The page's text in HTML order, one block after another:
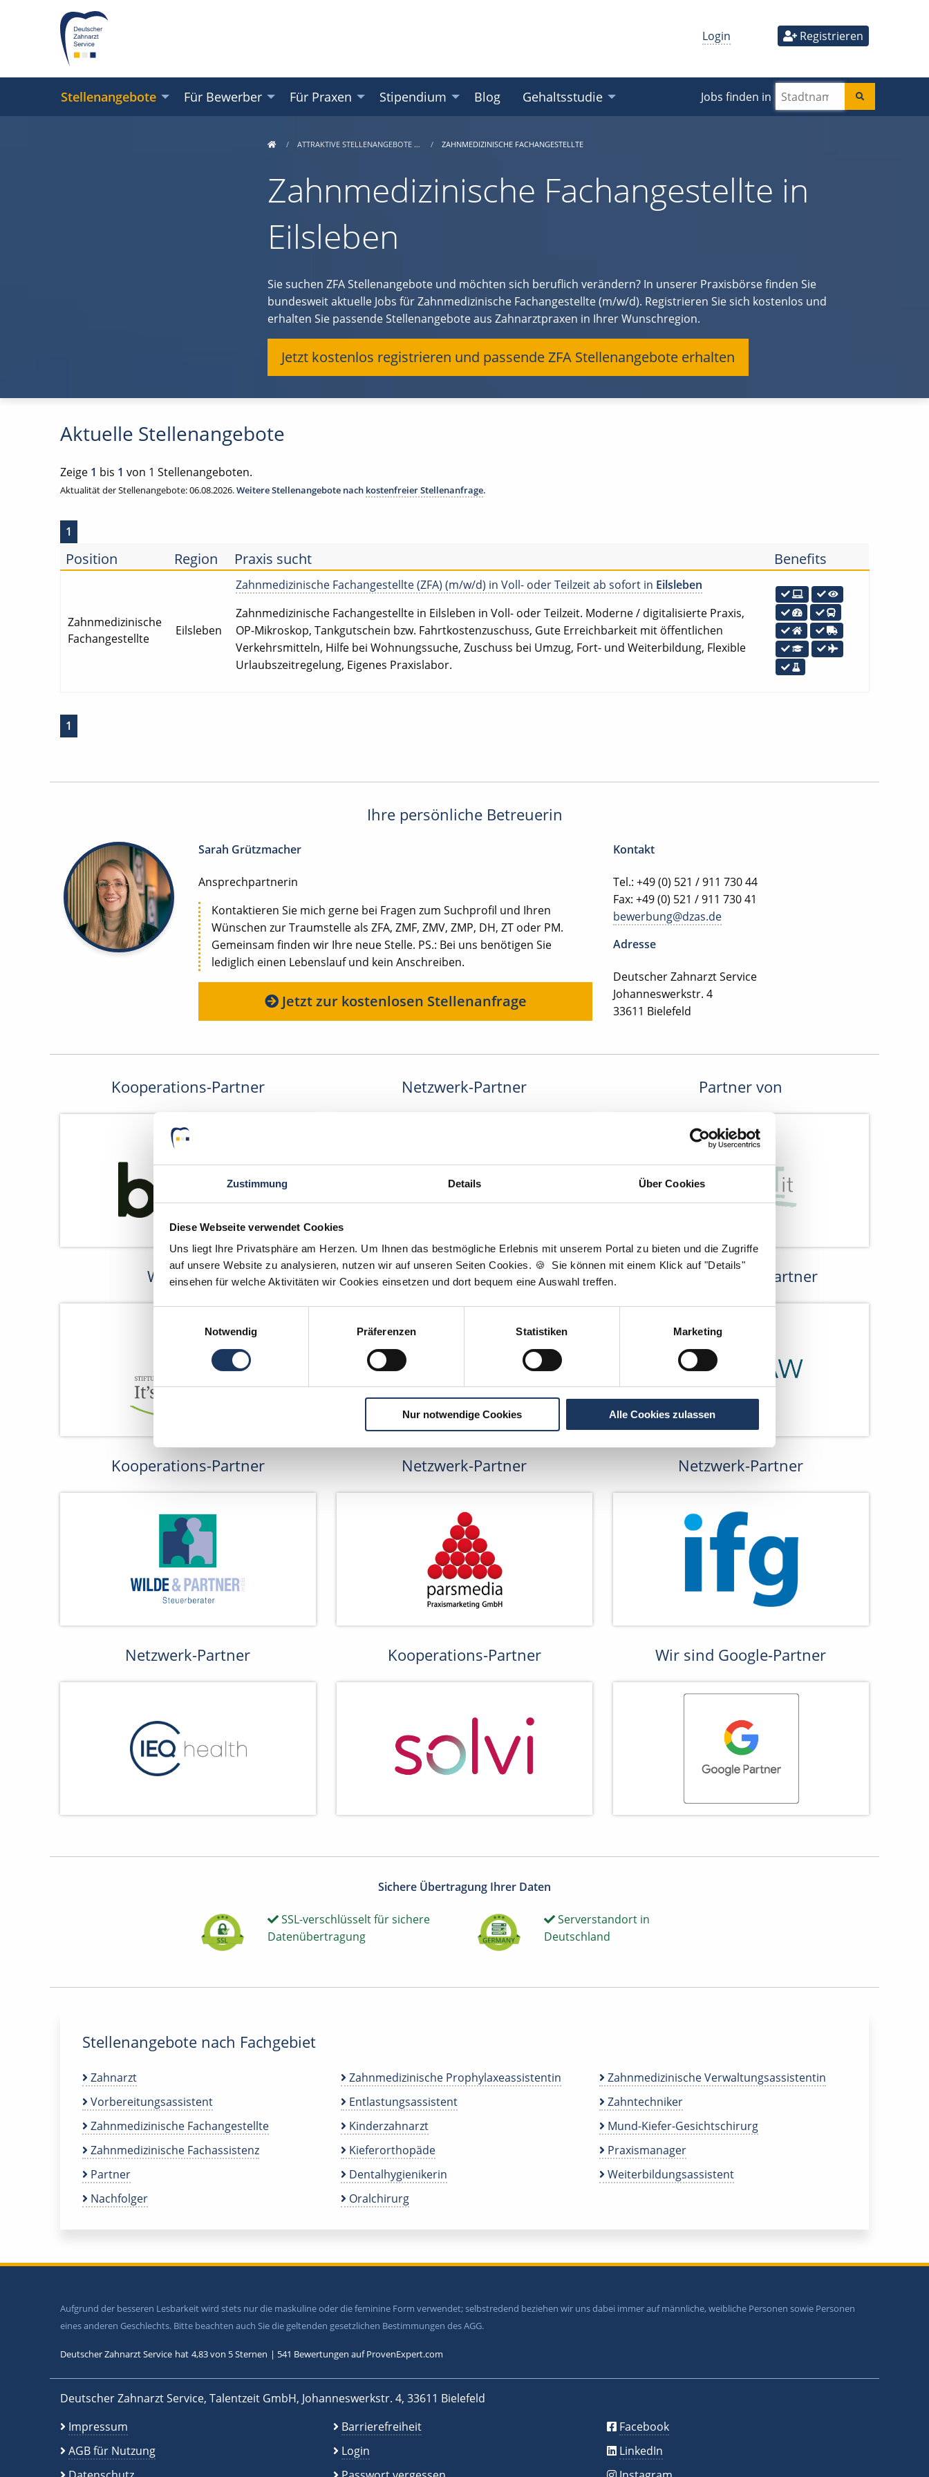
Zustimmung Details Über Cookies
Diese Webseite verwendet Cookies
Uns liegt Ihre Privatsphäre am Herzen. Um Ihnen das bestmögliche Erlebnis mit unserem Portal zu bieten und die Zugriffe
auf unsere Website zu analysieren, nutzen wir auf unseren Seiten Cookies. 🍪 Sie können mit einem Klick auf "Details"
einsehen für welche Aktivitäten wir Cookies einsetzen und dort bequem eine Auswahl treffen.
Notwendig
Präferenzen Statistiken Marketing
Nur notwendige Cookies Alle Cookies zulassen
Login Registrieren
Stellenangebote Für Bewerber Für Praxen Stipendium Blog Gehaltsstudie Jobs finden in
ATTRAKTIVE STELLENANGEBOTE … ZAHNMEDIZINISCHE FACHANGESTELLTE
Zahnmedizinische Fachangestellte in
Eilsleben
Sie suchen ZFA Stellenangebote und möchten sich beruflich verändern? In unserer Praxisbörse finden Sie
bundesweit aktuelle Jobs für Zahnmedizinische Fachangestellte (m/w/d). Registrieren Sie sich kostenlos und
erhalten Sie passende Stellenangebote aus Zahnarztpraxen in Ihrer Wunschregion.
Jetzt kostenlos registrieren und passende ZFA Stellenangebote erhalten
Aktuelle Stellenangebote
Zeige 1 bis 1 von 1 Stellenangeboten.
Aktualität der Stellenangebote: 06.08.2026.Weitere Stellenangebote nach kostenfreier Stellenanfrage.
1
Position Region Praxis sucht Benefits
Zahnmedizinische
Fachangestellte
Eilsleben
Zahnmedizinische Fachangestellte (ZFA) (m/w/d) in Voll- oder Teilzeit ab sofort in Eilsleben
Zahnmedizinische Fachangestellte in Eilsleben in Voll- oder Teilzeit. Moderne / digitalisierte Praxis,
OP-Mikroskop, Tankgutschein bzw. Fahrtkostenzuschuss, Gute Erreichbarkeit mit öffentlichen
Verkehrsmitteln, Hilfe bei Wohnungssuche, Zuschuss bei Umzug, Fort- und Weiterbildung, Flexible
Urlaubszeitregelung, Eigenes Praxislabor.
1
Ihre persönliche Betreuerin
Sarah Grützmacher
Ansprechpartnerin
Kontaktieren Sie mich gerne bei Fragen zum Suchprofil und Ihren
Wünschen zur Traumstelle als ZFA, ZMF, ZMV, ZMP, DH, ZT oder PM.
Gemeinsam finden wir Ihre neue Stelle. PS.: Bei uns benötigen Sie
lediglich einen Lebenslauf und kein Anschreiben.
Jetzt zur kostenlosen Stellenanfrage
Kontakt
Tel.: +49 (0) 521 / 911 730 44
Fax: +49 (0) 521 / 911 730 41
bewerbung@dzas.de
Adresse
Deutscher Zahnarzt Service
Johanneswerkstr. 4
33611 Bielefeld
Kooperations-Partner Netzwerk-Partner Partner von
Wir fördern Wir pflanzen Bäume Kooperations-Partner
Kooperations-Partner Netzwerk-Partner Netzwerk-Partner
Netzwerk-Partner Kooperations-Partner Wir sind Google-Partner
Sichere Übertragung Ihrer Daten
SSL-verschlüsselt für sichere
Datenübertragung
Serverstandort in
Deutschland
Stellenangebote nach Fachgebiet
Zahnarzt
Vorbereitungsassistent
Zahnmedizinische Fachangestellte
Zahnmedizinische Fachassistenz
Partner
Nachfolger
Zahnmedizinische Prophylaxeassistentin
Entlastungsassistent
Kinderzahnarzt
Kieferorthopäde
Dentalhygienikerin
Oralchirurg
Zahnmedizinische Verwaltungsassistentin
Zahntechniker
Mund-Kiefer-Gesichtschirurg
Praxismanager
Weiterbildungsassistent
Aufgrund der besseren Lesbarkeit wird stets nur die maskuline oder die feminine Form verwendet; selbstredend beziehen wir uns dabei immer auf männliche, weibliche Personen sowie Personen
eines anderen Geschlechts. Bitte beachten auch Sie die geltenden gesetzlichen Bestimmungen des AGG.
Deutscher Zahnarzt Service hat 4,83von 5Sternen | 541 Bewertungen auf ProvenExpert.com
Deutscher Zahnarzt Service, Talentzeit GmbH, Johanneswerkstr. 4, 33611 Bielefeld
Impressum
AGB für Nutzung
Barrierefreiheit
Login
Facebook
LinkedIn